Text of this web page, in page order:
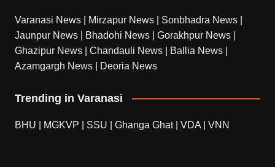
Varanasi News Mirzapur News Sonbhadra News
Jaunpur News
Bhadohi News Gorakhpur News
Ghazipur News
Chandauli News Ballia News
Azamgargh News
Deoria News
Trending in Varanasi
BHU MGKVP SSU Ghanga Ghat| VDA VNN